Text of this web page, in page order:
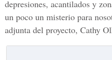
depresiones, acantilados y
un poco un misterio para
adjunta del proyecto, Cathy